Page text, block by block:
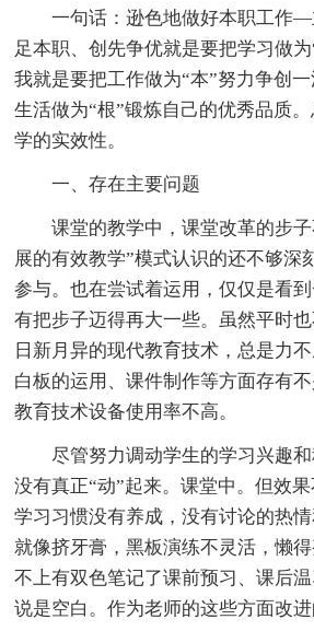
一句话：逊色地做好本职工作
足本职、创先争优就是要把学习做
我就是要把工作做为“本”努力争创
生活做为“根”锻炼自己的优秀品质
学的实效性。
一、存在主要问题
课堂的教学中，课堂改革的步
展的有效教学”模式认识的还不够深
参与。也在尝试着运用，仅仅是看
有把步子迈得再大一些。虽然平时
日新月异的现代教育技术，总是力
白板的运用、课件制作等方面存有
教育技术设备使用率不高。
尽管努力调动学生的学习兴趣
没有真正“动”起来。课堂中。但效
学习习惯没有养成，没有讨论的热
就像挤牙膏，黑板演练不灵活，懒
不上有双色笔记了课前预习、课后
说是空白。作为老师的这些方面改进